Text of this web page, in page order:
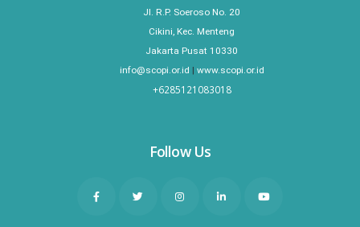
Jl. R.P. Soeroso No. 20
Cikini, Kec. Menteng
Jakarta Pusat 10330
info@scopi.or.id | www.scopi.or.id
+6285121083018
Follow Us